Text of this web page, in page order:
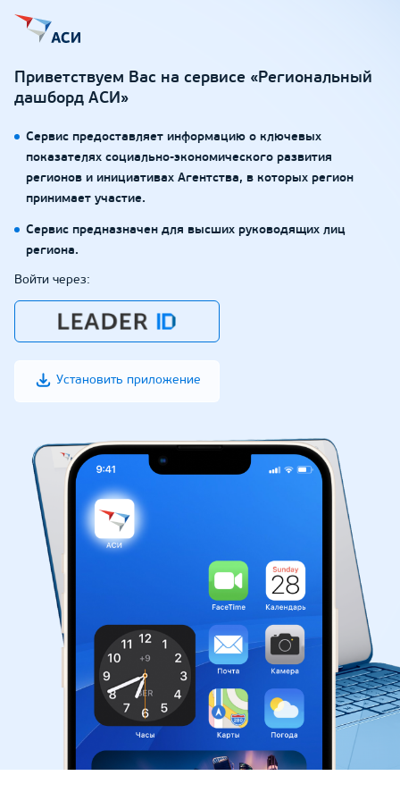
Приветствуем Вас на сервисе «Региональный
дашборд АСИ»
Сервис предоставляет информацию о ключевых
показателях социально-экономического развития
регионов и инициативах Агентства, в которых регион
принимает участие.
Сервис предназначен для высших руководящих лиц
региона.
Войти через:
Установить приложение